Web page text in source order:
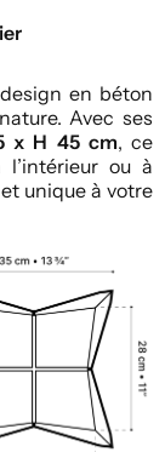
en béton
Avec ses
x H 45 cm, ce
ou à
unique à votre